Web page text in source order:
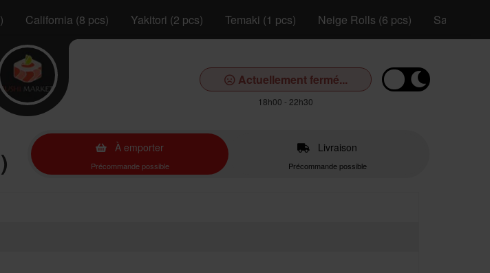
California (8 pcs) Yakitori (2 pcs) Temaki (1 pcs) Neige Rolls (6 pcs) Saumon
Actuellement fermé...
18h00 - 22h30
À emporter
Précommande possible
Livraison
Précommande possible